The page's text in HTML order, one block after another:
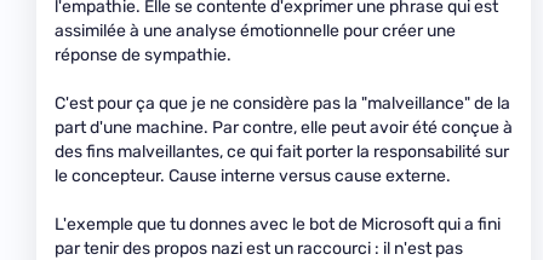
l'empathie. Elle se contente d'exprimer une phrase qui est
assimilée à une analyse émotionnelle pour créer une
réponse de sympathie.
C'est pour ça que je ne considère pas la "malveillance" de la
part d'une machine. Par contre, elle peut avoir été conçue à
des fins malveillantes, ce qui fait porter la responsabilité sur
le concepteur. Cause interne versus cause externe.
L'exemple que tu donnes avec le bot de Microsoft qui a fini
par tenir des propos nazi est un raccourci : il n'est pas